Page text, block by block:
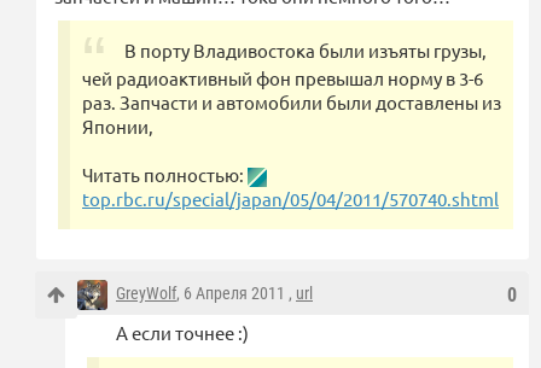
В порту Владивостока были изъяты грузы,
чей радиоактивный фон превышал норму в 3-6
раз. Запчасти и автомобили были доставлены из
Японии,
Читать полностью:
top.rbc.ru/special/japan/05/04/2011/570740.shtml
0
GreyWolf, 6 Апреля 2011 , url
А если точнее :)